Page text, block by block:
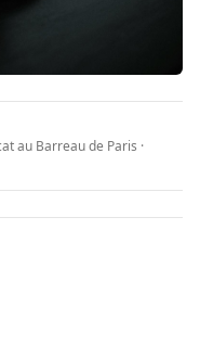
au Barreau de Paris ·